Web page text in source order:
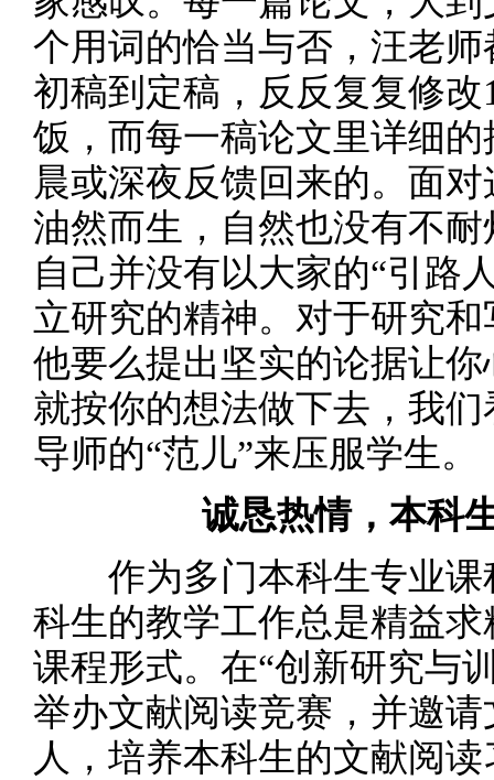
个用词的恰当与否，汪老
初稿到定稿，反反复复修
饭，而每一稿论文里详细
晨或深夜反馈回来的。面
油然而生，自然也没有不
自己并没有以大家的“引路
立研究的精神。对于研究
他要么提出坚实的论据让
就按你的想法做下去，我
导师的“范儿”来压服学生。
诚恳热情，本科
作为多门本科生专业课
科生的教学工作总是精益
课程形式。在“创新研究与
举办文献阅读竞赛，并邀
人，培养本科生的文献阅